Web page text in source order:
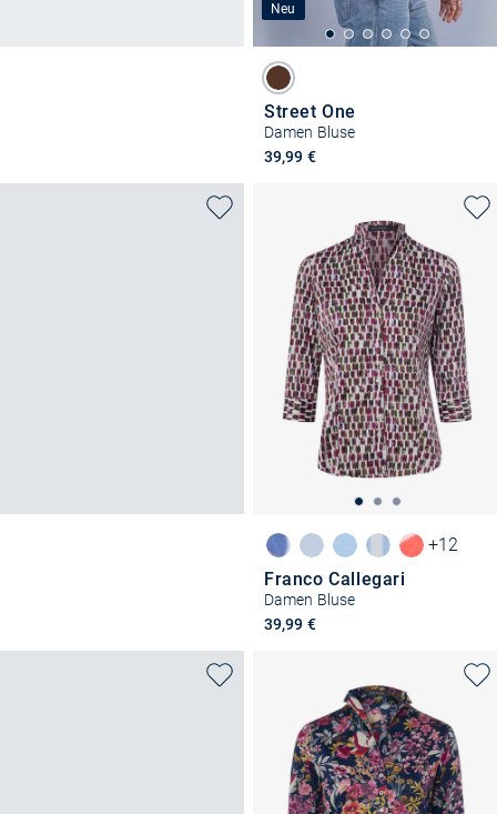
Neu
Street One
Damen Bluse
39,99 €
+12
Franco Callegari
Damen Bluse
39,99 €